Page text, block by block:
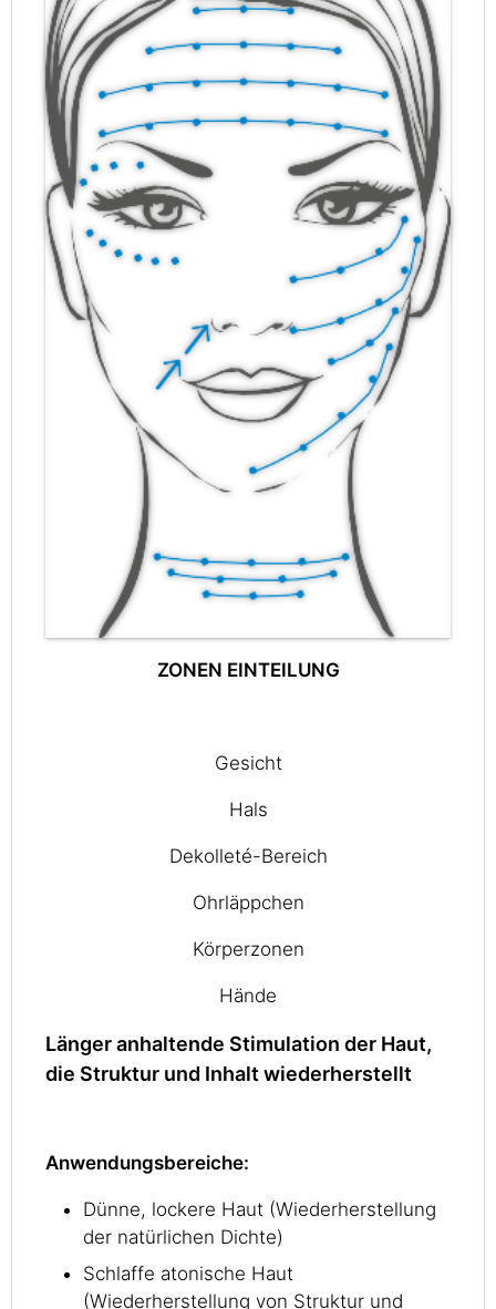
ZONEN EINTEILUNG
Gesicht
Hals
Dekolleté-Bereich
Ohrläppchen
Körperzonen
Hände
Länger anhaltende Stimulation der Haut,
die Struktur und Inhalt wiederherstellt
Anwendungsbereiche:
Dünne, lockere Haut (Wiederherstellung
der natürlichen Dichte)
Schlaffe atonische Haut
(Wiederherstellung von Struktur und